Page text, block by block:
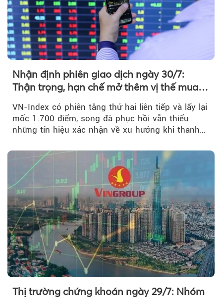
Nhận định phiên giao dịch ngày 30/7:
Thận trọng, hạn chế mở thêm vị thế mua
VN-Index có phiên tăng thứ hai liên tiếp và lấy lại
mốc 1.700 điểm, song đà phục hồi vẫn thiếu
những tín hiệu xác nhận về xu hướng khi thanh
Thị trường chứng khoán ngày 29/7: Nhóm